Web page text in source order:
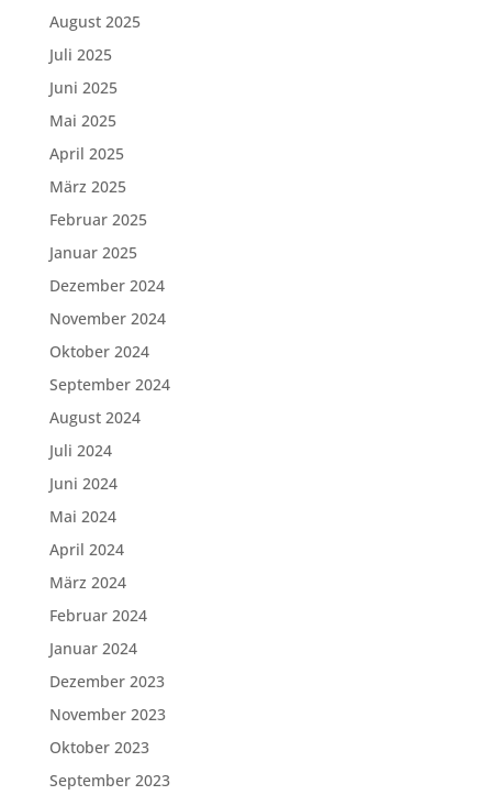
August 2025
Juli 2025
Juni 2025
Mai 2025
April 2025
März 2025
Februar 2025
Januar 2025
Dezember 2024
November 2024
Oktober 2024
September 2024
August 2024
Juli 2024
Juni 2024
Mai 2024
April 2024
März 2024
Februar 2024
Januar 2024
Dezember 2023
November 2023
Oktober 2023
September 2023